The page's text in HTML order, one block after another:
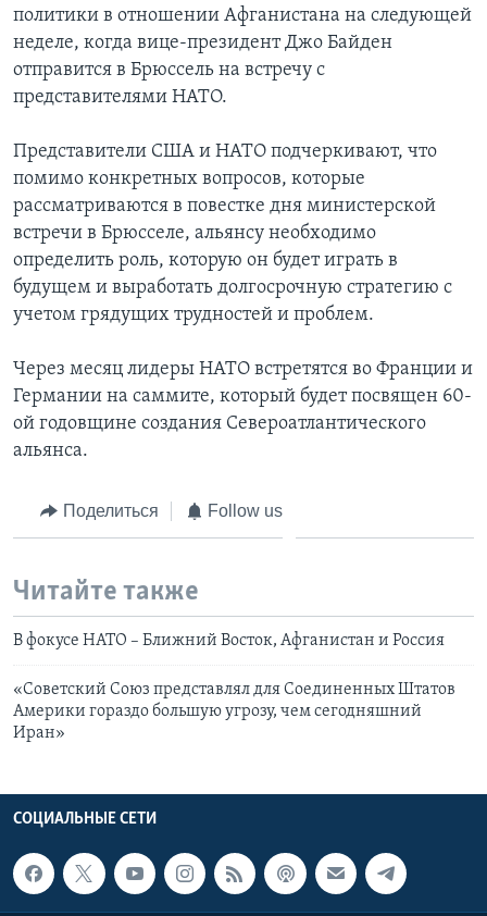
политики в отношении Афганистана на следующей
неделе, когда вице-президент Джо Байден
отправится в Брюссель на встречу с
представителями НАТО.
Представители США и НАТО подчеркивают, что
помимо конкретных вопросов, которые
рассматриваются в повестке дня министерской
встречи в Брюсселе, альянсу необходимо
определить роль, которую он будет играть в
будущем и выработать долгосрочную стратегию с
учетом грядущих трудностей и проблем.
Через месяц лидеры НАТО встретятся во Франции и
Германии на саммите, который будет посвящен 60-
ой годовщине создания Североатлантического
альянса.
Поделиться Follow us
Читайте также
В фокусе НАТО – Ближний Восток, Афганистан и Россия
«Советский Союз представлял для Соединенных Штатов
Америки гораздо большую угрозу, чем сегодняшний
Иран»
СОЦИАЛЬНЫЕ СЕТИ